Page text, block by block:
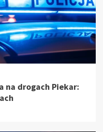
na drogach Piekar: